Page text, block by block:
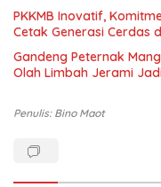
PKKMB Inovatif,
Cetak Generasi Cerdas
Gandeng Peternak
Olah Limbah Jerami
Penulis: Bino Maot